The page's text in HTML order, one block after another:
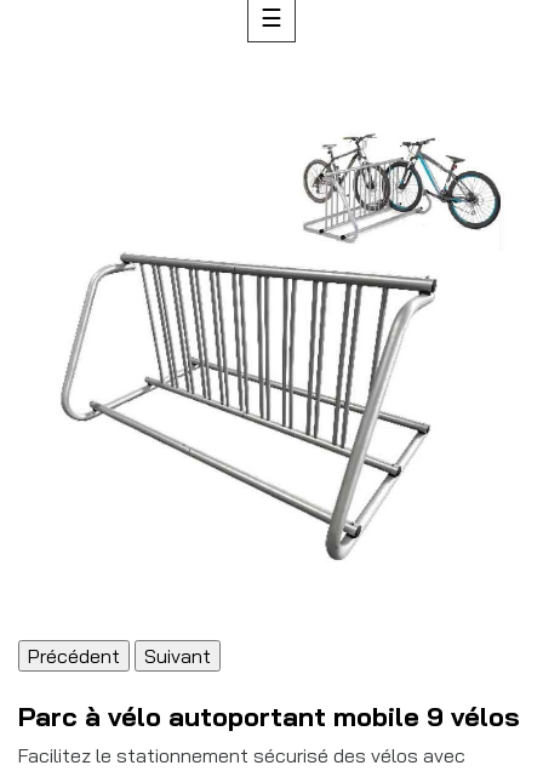
Basculer
la
☰
Précédent Suivant
Parc à vélo autoportant mobile 9 vélos
Facilitez le stationnement sécurisé des vélos avec